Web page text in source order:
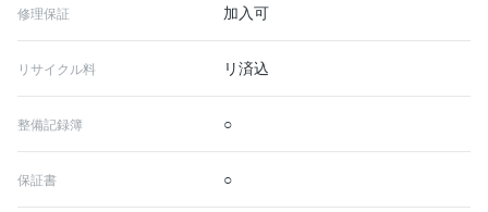
修理保証 加入可
リサイクル料 リ済込
整備記録簿 ○
保証書 ○